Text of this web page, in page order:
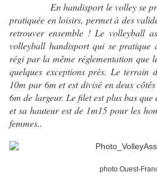
En handisport le volley se
pratiquée en loisirs, permet à des
retrouver ensemble ! Le volleyball
volleyball handisport qui se pratique
régi par la même réglementation que
quelques exceptions près. Le terrain
10m par 6m et est divisé en deux
6m de largeur. Le filet est plus bas
et sa hauteur est de 1m15 pour les
femmes..
photo Ouest-